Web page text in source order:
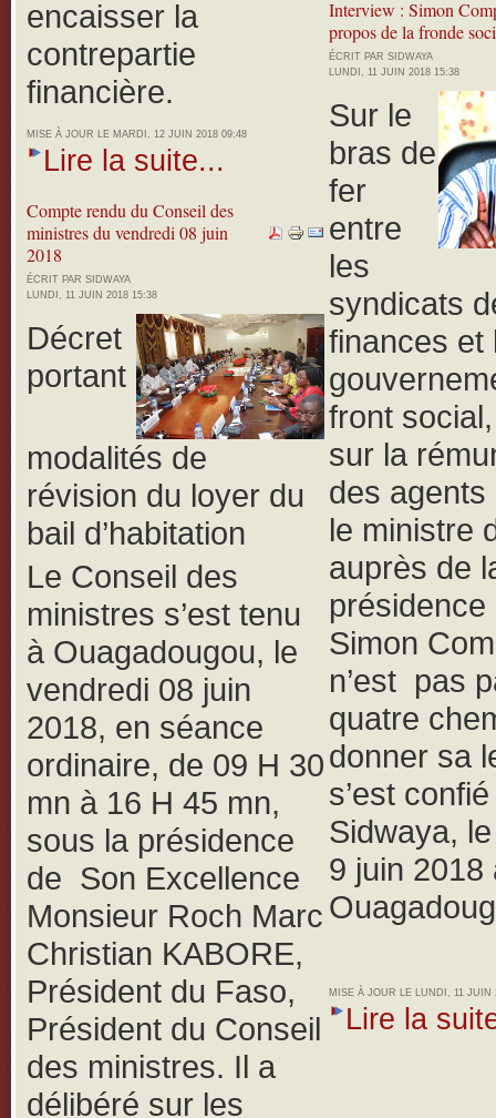
encaisser la
contrepartie
financière.
MISE À JOUR LE MARDI, 12 JUIN 2018 09:48
Lire la suite...
Compte rendu du Conseil des
ministres du vendredi 08 juin
2018
ÉCRIT PAR SIDWAYA
LUNDI, 11 JUIN 2018 15:38
Décret
portant
modalités de
révision du loyer du
bail d’habitation
Le Conseil des
ministres s’est tenu
à Ouagadougou, le
vendredi 08 juin
2018, en séance
ordinaire, de 09 H 30
mn à 16 H 45 mn,
sous la présidence
de Son Excellence
Monsieur Roch Marc
Christian KABORE,
Président du Faso,
Président du Conseil
des ministres. Il a
délibéré sur les
Interview : Simon
propos de la fronde
ÉCRIT PAR SIDWAYA
LUNDI, 11 JUIN 2018 15:38
Sur le
bras de
fer
entre
les
syndicats
finances et
front
sur la
des agents
le ministre
auprès de
Simon
n’est pas
quatre
donner sa
s’est
Sidwaya,
9 juin 2018
MISE À JOUR LE LUNDI, 11 JUIN
Lire la